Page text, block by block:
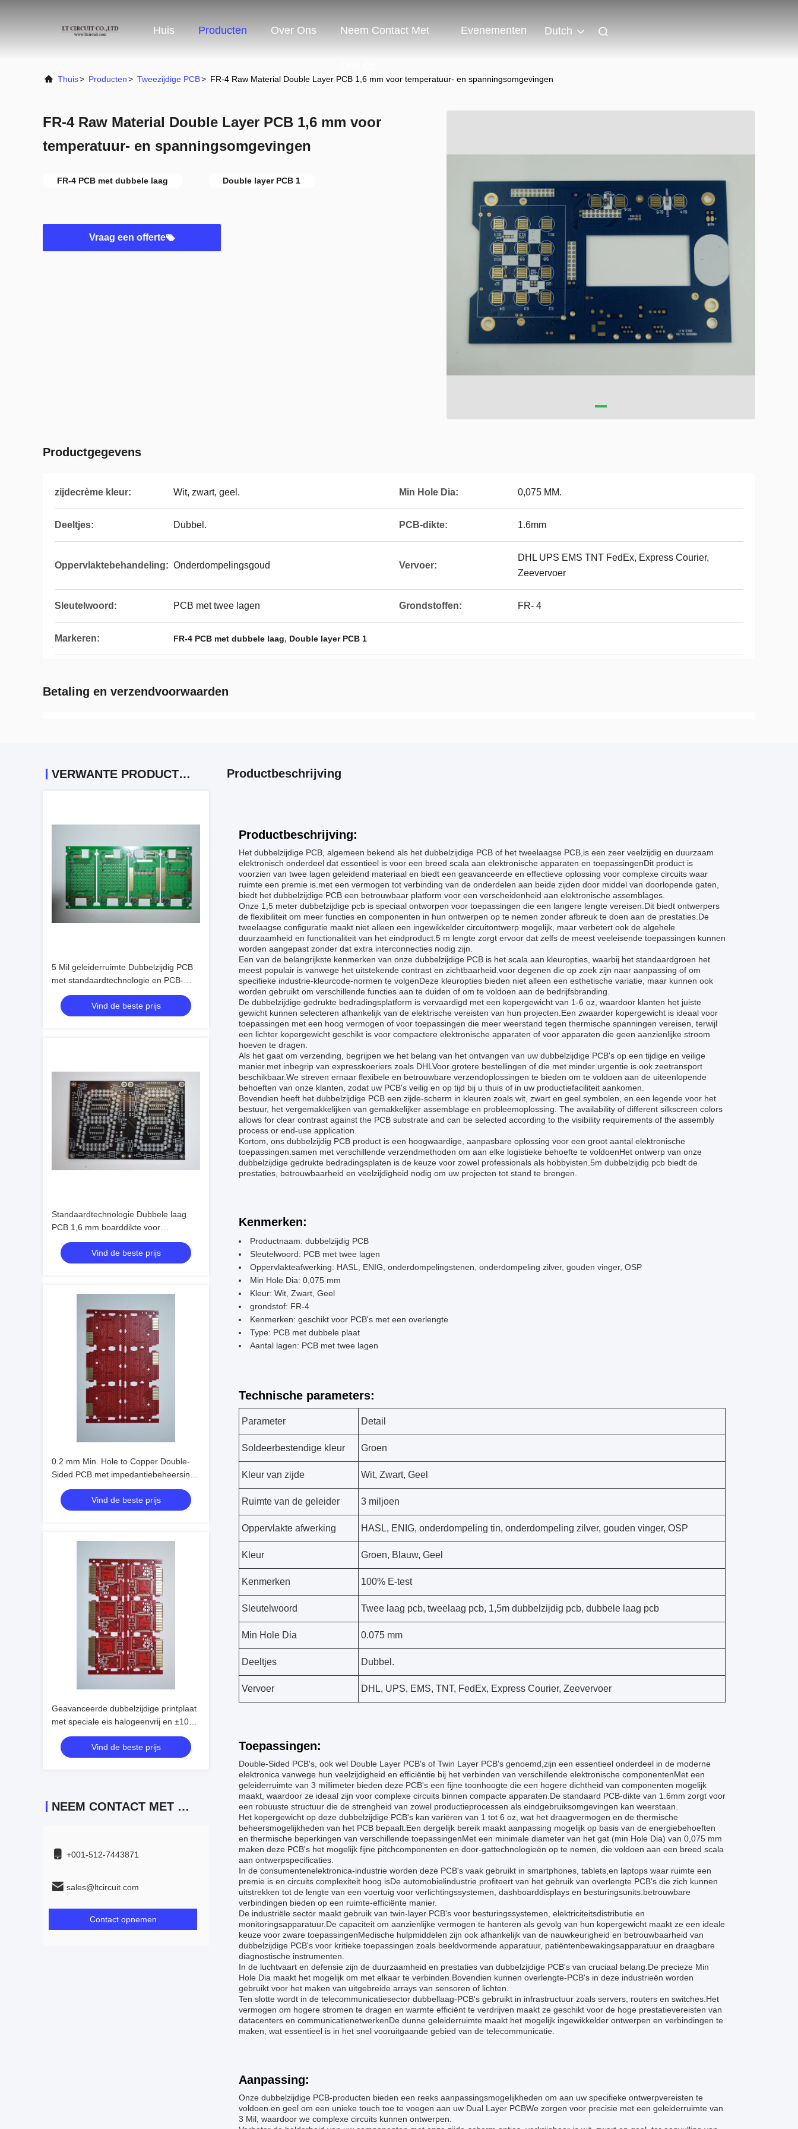
Huis Producten Over Ons Neem Contact Met Evenementen Dutch
Thuis> Producten> Tweezijdige PCB> FR-4 Raw Material Double Layer PCB 1,6 mm voor temperatuur- en spanningsomgevingen
FR-4 Raw Material Double Layer PCB 1,6 mm voor
temperatuur- en spanningsomgevingen
FR-4 PCB met dubbele laag Double layer PCB 1
Vraag een offerte
Productgegevens
zijdecrème kleur: Wit, zwart, geel. Min Hole Dia: 0,075 MM.
Deeltjes: Dubbel. PCB-dikte: 1.6mm
Oppervlaktebehandeling: Onderdompelingsgoud Vervoer:
DHL UPS EMS TNT FedEx, Express Courier,
Zeevervoer
Sleutelwoord: PCB met twee lagen Grondstoffen: FR- 4
Markeren: FR-4 PCB met dubbele laag, Double layer PCB 1
Betaling en verzendvoorwaarden
VERWANTE PRODUCTEN
5 Mil geleiderruimte Dubbelzijdig PCB
met standaardtechnologie en PCB-
ontwerp/PCB-assemblage
Vind de beste prijs
Standaardtechnologie Dubbele laag
PCB 1,6 mm boarddikte voor
superieure prestaties
Vind de beste prijs
0.2 mm Min. Hole to Copper Double-
Sided PCB met impedantiebeheersing
en OSP oppervlakteafwerking
Vind de beste prijs
Geavanceerde dubbelzijdige printplaat
met speciale eis halogeenvrij en ±10%
impedantiecontrole
Vind de beste prijs
NEEM CONTACT MET ONS OP
+001-512-7443871
sales@ltcircuit.com
Contact opnemen
Productbeschrijving
Productbeschrijving:
Het dubbelzijdige PCB, algemeen bekend als het dubbelzijdige PCB of het tweelaagse PCB,is een zeer veelzijdig en duurzaam
elektronisch onderdeel dat essentieel is voor een breed scala aan elektronische apparaten en toepassingenDit product is
voorzien van twee lagen geleidend materiaal en biedt een geavanceerde en effectieve oplossing voor complexe circuits waar
ruimte een premie is.met een vermogen tot verbinding van de onderdelen aan beide zijden door middel van doorlopende gaten,
biedt het dubbelzijdige PCB een betrouwbaar platform voor een verscheidenheid aan elektronische assemblages.
Onze 1,5 meter dubbelzijdige pcb is speciaal ontworpen voor toepassingen die een langere lengte vereisen.Dit biedt ontwerpers
de flexibiliteit om meer functies en componenten in hun ontwerpen op te nemen zonder afbreuk te doen aan de prestaties.De
tweelaagse configuratie maakt niet alleen een ingewikkelder circuitontwerp mogelijk, maar verbetert ook de algehele
duurzaamheid en functionaliteit van het eindproduct.5 m lengte zorgt ervoor dat zelfs de meest veeleisende toepassingen kunnen
worden aangepast zonder dat extra interconnecties nodig zijn.
Een van de belangrijkste kenmerken van onze dubbelzijdige PCB is het scala aan kleuropties, waarbij het standaardgroen het
meest populair is vanwege het uitstekende contrast en zichtbaarheid.voor degenen die op zoek zijn naar aanpassing of om
specifieke industrie-kleurcode-normen te volgenDeze kleuropties bieden niet alleen een esthetische variatie, maar kunnen ook
worden gebruikt om verschillende functies aan te duiden of om te voldoen aan de bedrijfsbranding.
De dubbelzijdige gedrukte bedradingsplatform is vervaardigd met een kopergewicht van 1-6 oz, waardoor klanten het juiste
gewicht kunnen selecteren afhankelijk van de elektrische vereisten van hun projecten.Een zwaarder kopergewicht is ideaal voor
toepassingen met een hoog vermogen of voor toepassingen die meer weerstand tegen thermische spanningen vereisen, terwijl
een lichter kopergewicht geschikt is voor compactere elektronische apparaten of voor apparaten die geen aanzienlijke stroom
hoeven te dragen.
Als het gaat om verzending, begrijpen we het belang van het ontvangen van uw dubbelzijdige PCB's op een tijdige en veilige
manier.met inbegrip van expresskoeriers zoals DHLVoor grotere bestellingen of die met minder urgentie is ook zeetransport
beschikbaar.We streven ernaar flexibele en betrouwbare verzendoplossingen te bieden om te voldoen aan de uiteenlopende
behoeften van onze klanten, zodat uw PCB's veilig en op tijd bij u thuis of in uw productiefaciliteit aankomen.
Bovendien heeft het dubbelzijdige PCB een zijde-scherm in kleuren zoals wit, zwart en geel.symbolen, en een legende voor het
bestuur, het vergemakkelijken van gemakkelijker assemblage en probleemoplossing. The availability of different silkscreen colors
allows for clear contrast against the PCB substrate and can be selected according to the visibility requirements of the assembly
process or end-use application.
Kortom, ons dubbelzijdig PCB product is een hoogwaardige, aanpasbare oplossing voor een groot aantal elektronische
toepassingen.samen met verschillende verzendmethoden om aan elke logistieke behoefte te voldoenHet ontwerp van onze
dubbelzijdige gedrukte bedradingsplaten is de keuze voor zowel professionals als hobbyisten.5m dubbelzijdig pcb biedt de
prestaties, betrouwbaarheid en veelzijdigheid nodig om uw projecten tot stand te brengen.
Kenmerken:
Productnaam: dubbelzijdig PCB
Sleutelwoord: PCB met twee lagen
Oppervlakteafwerking: HASL, ENIG, onderdompelingstenen, onderdompeling zilver, gouden vinger, OSP
Min Hole Dia: 0,075 mm
Kleur: Wit, Zwart, Geel
grondstof: FR-4
Kenmerken: geschikt voor PCB's met een overlengte
Type: PCB met dubbele plaat
Aantal lagen: PCB met twee lagen
Technische parameters:
Parameter Detail
Soldeerbestendige kleur Groen
Kleur van zijde Wit, Zwart, Geel
Ruimte van de geleider 3 miljoen
Oppervlakte afwerking HASL, ENIG, onderdompeling tin, onderdompeling zilver, gouden vinger, OSP
Kleur Groen, Blauw, Geel
Kenmerken 100% E-test
Sleutelwoord Twee laag pcb, tweelaag pcb, 1,5m dubbelzijdig pcb, dubbele laag pcb
Min Hole Dia 0.075 mm
Deeltjes Dubbel.
Vervoer DHL, UPS, EMS, TNT, FedEx, Express Courier, Zeevervoer
Toepassingen:
Double-Sided PCB's, ook wel Double Layer PCB's of Twin Layer PCB's genoemd,zijn een essentieel onderdeel in de moderne
elektronica vanwege hun veelzijdigheid en efficiëntie bij het verbinden van verschillende elektronische componentenMet een
geleiderruimte van 3 millimeter bieden deze PCB's een fijne toonhoogte die een hogere dichtheid van componenten mogelijk
maakt, waardoor ze ideaal zijn voor complexe circuits binnen compacte apparaten.De standaard PCB-dikte van 1.6mm zorgt voor
een robuuste structuur die de strengheid van zowel productieprocessen als eindgebruiksomgevingen kan weerstaan.
Het kopergewicht op deze dubbelzijdige PCB's kan variëren van 1 tot 6 oz, wat het draagvermogen en de thermische
beheersmogelijkheden van het PCB bepaalt.Een dergelijk bereik maakt aanpassing mogelijk op basis van de energiebehoeften
en thermische beperkingen van verschillende toepassingenMet een minimale diameter van het gat (min Hole Dia) van 0,075 mm
maken deze PCB's het mogelijk fijne pitchcomponenten en door-gattechnologieën op te nemen, die voldoen aan een breed scala
aan ontwerpspecificaties.
In de consumentenelektronica-industrie worden deze PCB's vaak gebruikt in smartphones, tablets,en laptops waar ruimte een
premie is en circuits complexiteit hoog isDe automobielindustrie profiteert van het gebruik van overlengte PCB's die zich kunnen
uitstrekken tot de lengte van een voertuig voor verlichtingssystemen, dashboarddisplays en besturingsunits.betrouwbare
verbindingen bieden op een ruimte-efficiënte manier.
De industriële sector maakt gebruik van twin-layer PCB's voor besturingssystemen, elektriciteitsdistributie en
monitoringsapparatuur.De capaciteit om aanzienlijke vermogen te hanteren als gevolg van hun kopergewicht maakt ze een ideale
keuze voor zware toepassingenMedische hulpmiddelen zijn ook afhankelijk van de nauwkeurigheid en betrouwbaarheid van
dubbelzijdige PCB's voor kritieke toepassingen zoals beeldvormende apparatuur, patiëntenbewakingsapparatuur en draagbare
diagnostische instrumenten.
In de luchtvaart en defensie zijn de duurzaamheid en prestaties van dubbelzijdige PCB's van cruciaal belang.De precieze Min
Hole Dia maakt het mogelijk om met elkaar te verbinden.Bovendien kunnen overlengte-PCB's in deze industrieën worden
gebruikt voor het maken van uitgebreide arrays van sensoren of lichten.
Ten slotte wordt in de telecommunicatiesector dubbellaag-PCB's gebruikt in infrastructuur zoals servers, routers en switches.Het
vermogen om hogere stromen te dragen en warmte efficiënt te verdrijven maakt ze geschikt voor de hoge prestatievereisten van
datacenters en communicatienetwerkenDe dunne geleiderruimte maakt het mogelijk ingewikkelder ontwerpen en verbindingen te
maken, wat essentieel is in het snel vooruitgaande gebied van de telecommunicatie.
Aanpassing:
Onze dubbelzijdige PCB-producten bieden een reeks aanpassingsmogelijkheden om aan uw specifieke ontwerpvereisten te
voldoen.en geel om een unieke touch toe te voegen aan uw Dual Layer PCBWe zorgen voor precisie met een geleiderruimte van
3 Mil, waardoor we complexe circuits kunnen ontwerpen.